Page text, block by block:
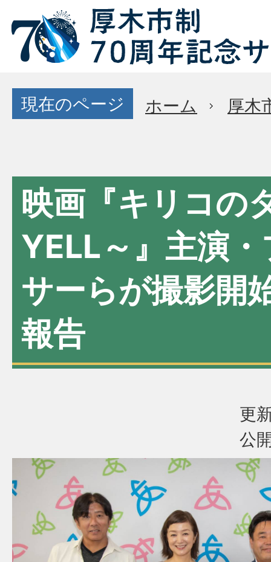
現在のページ ホーム 厚木
映画『キリコの
YELL～』主演
サーらが撮影開
報告
更
公